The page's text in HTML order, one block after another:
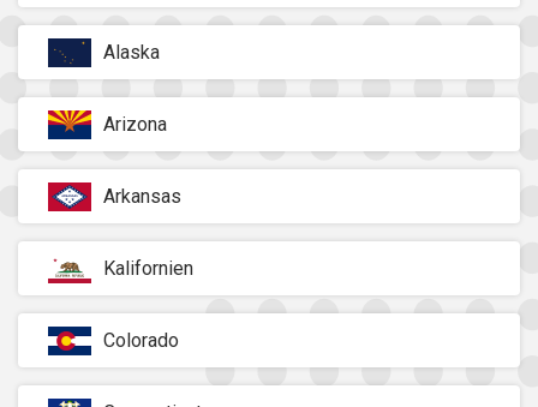
Alaska
Arizona
Arkansas
Kalifornien
Colorado